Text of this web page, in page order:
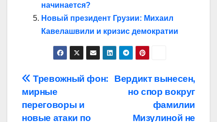
начинается?
Новый президент Грузии: Михаил
Кавелашвили и кризис демократии
Навигация
по
Вердикт вынесен,
но спор вокруг
фамилии
Мизулиной не
Тревожный фон:
мирные
переговоры и
новые атаки по